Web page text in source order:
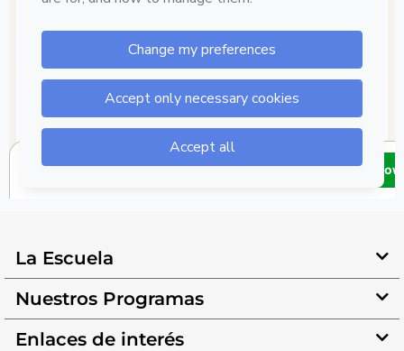
La Escuela
Nuestros Programas
Enlaces de interés